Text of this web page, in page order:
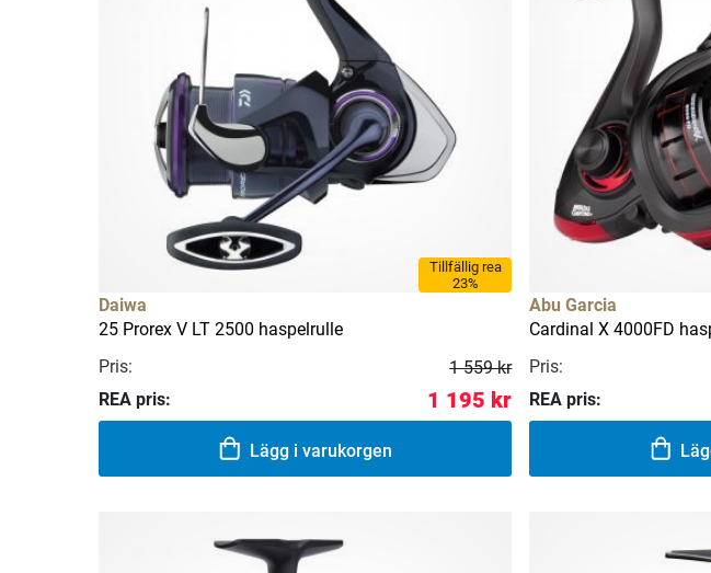
Tillfällig rea
23%
Daiwa
25 Prorex V LT 2500 haspelrulle
Pris:
1 559 kr
REA pris:
1 195 kr
Lägg i varukorgen
Abu Garcia
Cardinal X 4000FD
Pris:
REA pris: